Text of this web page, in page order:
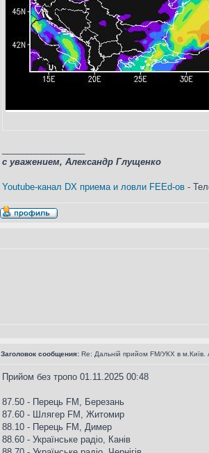
с уважением, Александр Глущенко
Youtube-канал DX приема и ловли FEEd-ов -
Заголовок сообщения: Re: Дальній прийом FM/УКХ в м.Київ.
Прийом без тропо 01.11.2025 00:48
87.50 - Перець FM, Березань
87.60 - Шлягер FM, Житомир
88.10 - Перець FM, Димер
88.60 - Українське радіо, Канів